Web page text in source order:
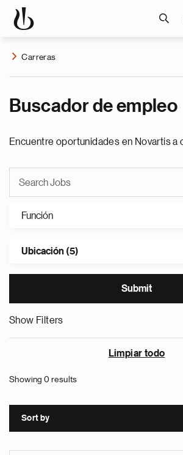
Carreras
Buscador de empleo
Encuentre oportunidades en Novartis a
Función
Ubicación (5)
Show Filters
Limpiar todo
Showing 0 results
Sort by